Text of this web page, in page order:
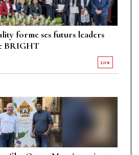
forme ses futurs leaders
BRIGHT
Lire